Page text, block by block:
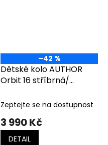
–42 %
Dětské kolo AUTHOR
Orbit 16 stříbrná/
Zeptejte se na dostupnost
3 990 Kč
DETAIL